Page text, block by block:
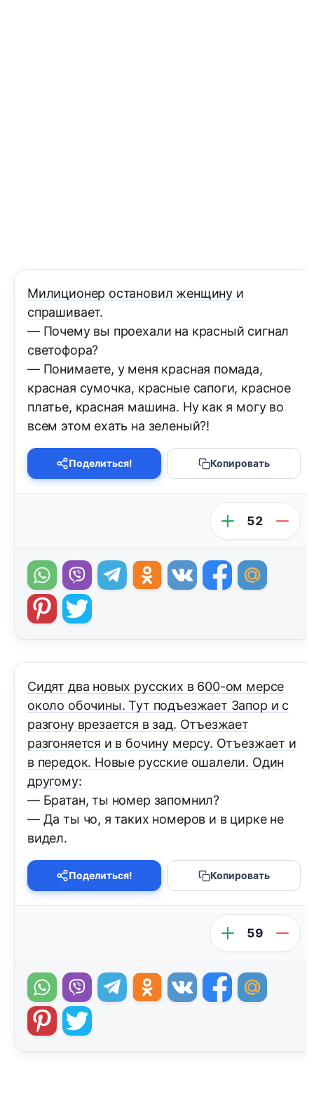
Милиционер остановил женщину и
спрашивает.
— Почему вы проехали на красный сигнал
светофора?
— Понимаете, у меня красная помада,
красная сумочка, красные сапоги, красное
платье, красная машина. Ну как я могу во
всем этом ехать на зеленый?!
Поделиться! Копировать
52
Сидят два новых русских в 600-ом мерсе
около обочины. Тут подъезжает Запор и с
разгону врезается в зад. Отъезжает
разгоняется и в бочину мерсу. Отъезжает и
в передок. Новые русские ошалели. Один
другому:
— Братан, ты номер запомнил?
— Да ты чо, я таких номеров и в цирке не
видел.
Поделиться! Копировать
59